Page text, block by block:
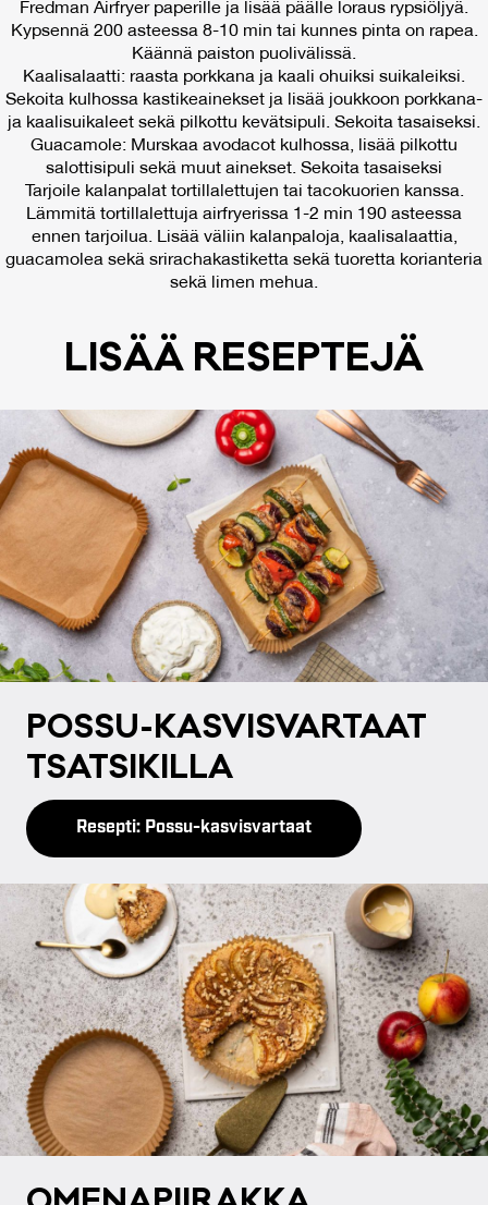
Fredman Airfryer paperille ja lisää päälle loraus rypsiöljyä.
Kypsennä 200 asteessa 8-10 min tai kunnes pinta on rapea.
Käännä paiston puolivälissä.
Kaalisalaatti: raasta porkkana ja kaali ohuiksi suikaleiksi.
Sekoita kulhossa kastikeainekset ja lisää joukkoon porkkana-
ja kaalisuikaleet sekä pilkottu kevätsipuli. Sekoita tasaiseksi.
Guacamole: Murskaa avodacot kulhossa, lisää pilkottu
salottisipuli sekä muut ainekset. Sekoita tasaiseksi
Tarjoile kalanpalat tortillalettujen tai tacokuorien kanssa.
Lämmitä tortillalettuja airfryerissa 1-2 min 190 asteessa
ennen tarjoilua. Lisää väliin kalanpaloja, kaalisalaattia,
guacamolea sekä srirachakastiketta sekä tuoretta korianteria
sekä limen mehua.
LI­SÄÄ RE­SEP­TE­JÄ
POS­SU-KAS­VIS­VAR­TAAT
TSAT­SI­KIL­LA
Resepti: Possu-kasvisvartaat